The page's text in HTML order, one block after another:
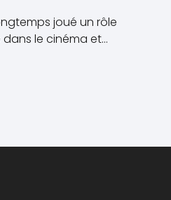
joué un rôle
le cinéma et…